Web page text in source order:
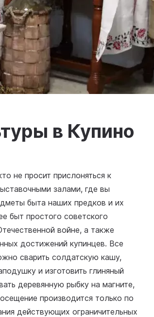
в Купино
не просит прислоняться к
залами, где вы
быта наших предков и их
быт простого советского
войне, а также
достижений купинцев. Все
сварить солдатскую кашу,
и изготовить глиняный
деревянную рыбку на магните,
производится только по
действующих ограничительных